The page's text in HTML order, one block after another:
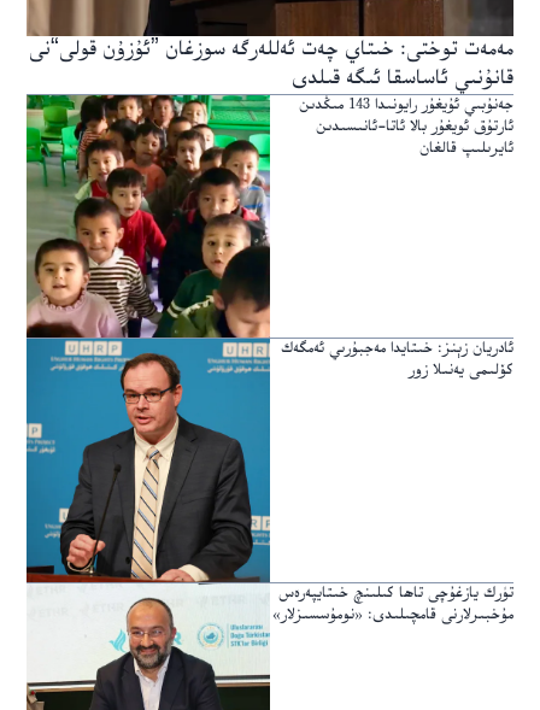
مەمەت توختى: خىتاي چەت ئەللەرگە سوزغان ”ئۇزۇن قولى“نى
قانۇنىي ئاساسقا ئىگە قىلدى
جەنۇبىي ئۇيغۇر رايونىدا 143 مىڭدىن
ئارتۇق ئويغۇر بالا ئاتا-ئانىسىدىن
ئايرىلىپ قالغان
ئادريان زېنز: خىتايدا مەجبۇرىي ئەمگەك
كۆلىمى يەنىلا زور
تۈرك يازغۇچى تاھا كىلىنچ خىتايپەرەس
مۇخبىرلارنى قامچىلىدى: «نومۇسسىزلار»